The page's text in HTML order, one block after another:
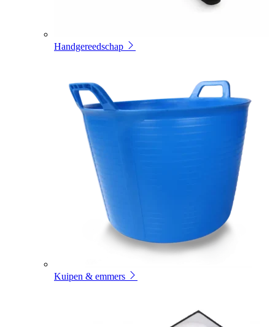
Handgereedschap
Kuipen & emmers